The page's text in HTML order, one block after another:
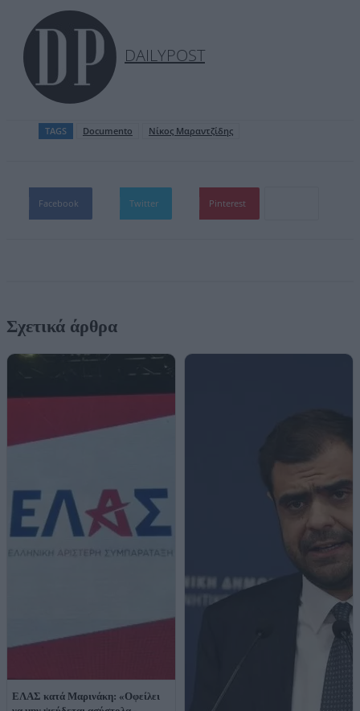
DAILYPOST
TAGS Documento Νίκος Μαραντζίδης
Facebook Twitter Pinterest
Σχετικά άρθρα
ΕΛΑΣ κατά Μαρινάκη: «Οφείλει